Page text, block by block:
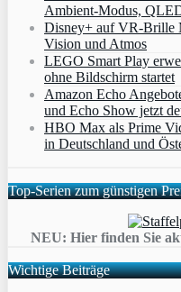
Ambient‑Modus,
Disney+ auf VR-Brille
Vision und Atmos
LEGO Smart Play
ohne Bildschirm startet
Amazon Echo
und Echo Show jetzt
HBO Max als Prime
in Deutschland und
Top-Serien zum günstigen
NEU: Hier finden Sie
Wichtige Beiträge